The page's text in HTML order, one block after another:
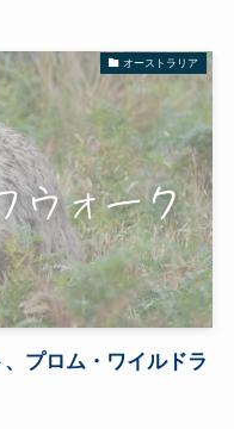
オーストラリア
プロム・ワイルドラ